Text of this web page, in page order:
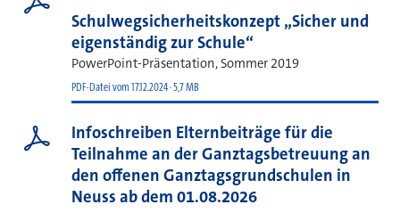
Schulwegsicherheitskonzept „Sicher und
eigenständig zur Schule“
PowerPoint-Präsentation, Sommer 2019
PDF-Datei vom 17.12.2024 · 5,7 MB
Infoschreiben Elternbeiträge für die
Teilnahme an der Ganztagsbetreuung an
den offenen Ganztagsgrundschulen in
Neuss ab dem 01.08.2026